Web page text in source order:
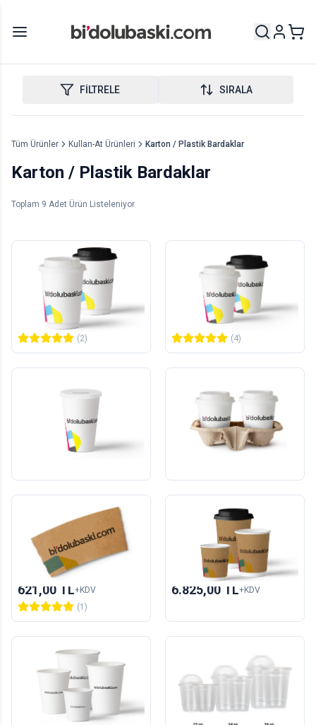
FİLTRELE SIRALA
Tüm Ürünler Kullan-At Ürünleri Karton / Plastik Bardaklar
Karton / Plastik Bardaklar
Toplam 9 Adet Ürün Listeleniyor
Karton Bardak - Double
adet
3.286,00 TL+KDV
(2)
Karton Bardak - Sıcak
adet
5.093,00 TL+KDV
(4)
Karton Bardak - Soğuk
9.622,00 TL +KDV
Karton Bardak Taşıyıcı
adet
2.569,00 TL+KDV
Karton Bardak Tutacağı
adet
621,00 TL+KDV
(1)
Kraft Karton Bardak -
Double Wall
adet
6.825,00 TL+KDV
Logo Baskılı Karton
2.318,00 TL
+KDV
Şeffaf Plastik Bardak
100
323,00 TL